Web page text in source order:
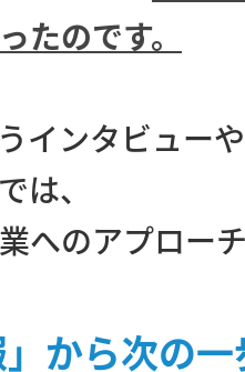
たのです。
インタビュー
は、
へのアプロー
から次の一